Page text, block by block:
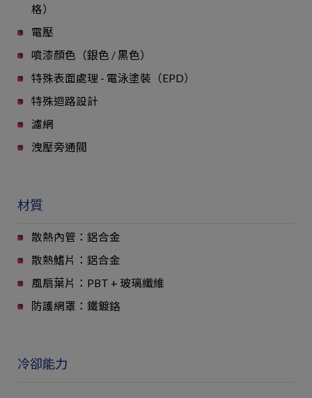
格）
電壓
噴漆顏色（銀色 / 黑色）
特殊表面處理 - 電泳塗裝（EPD）
特殊迴路設計
濾網
洩壓旁通閥
材質
散熱內管：鋁合金
散熱鰭片：鋁合金
風扇葉片：PBT + 玻璃纖維
防護網罩：鐵鍍鉻
冷卻能力